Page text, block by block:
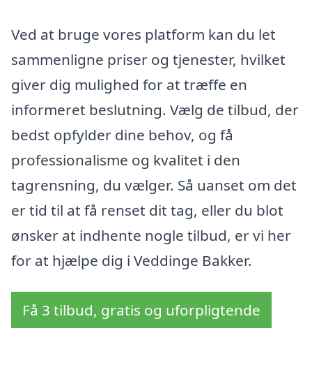
Ved at bruge vores platform kan du let
sammenligne priser og tjenester, hvilket
giver dig mulighed for at træffe en
informeret beslutning. Vælg de tilbud, der
bedst opfylder dine behov, og få
professionalisme og kvalitet i den
tagrensning, du vælger. Så uanset om det
er tid til at få renset dit tag, eller du blot
ønsker at indhente nogle tilbud, er vi her
for at hjælpe dig i Veddinge Bakker.
Få 3 tilbud, gratis og uforpligtende